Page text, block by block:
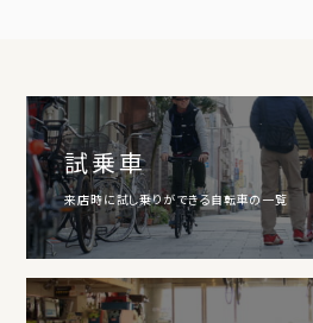
試乗車
来店時に試し乗りができる自転車の一覧